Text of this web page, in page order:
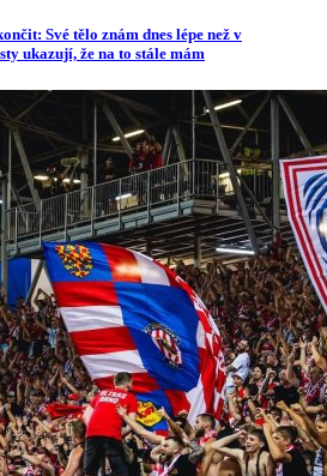
Své tělo znám dnes lépe než v
ukazují, že na to stále mám